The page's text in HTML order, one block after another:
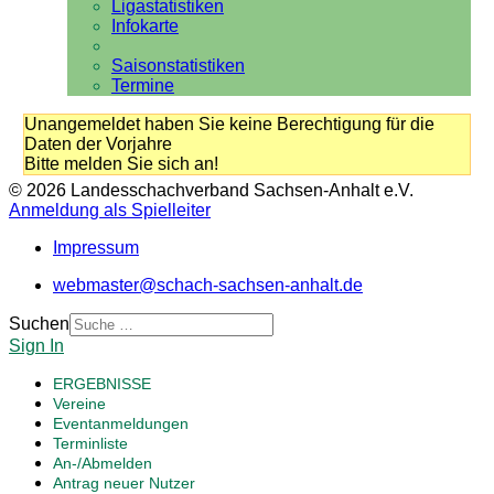
Ligastatistiken
Infokarte
Saisonstatistiken
Termine
Unangemeldet haben Sie keine Berechtigung für die
Daten der Vorjahre
Bitte melden Sie sich an!
© 2026 Landesschachverband Sachsen-Anhalt e.V.
Anmeldung als Spielleiter
Impressum
webmaster@schach-sachsen-anhalt.de
Suchen
Sign In
ERGEBNISSE
Vereine
Eventanmeldungen
Terminliste
An-/Abmelden
Antrag neuer Nutzer